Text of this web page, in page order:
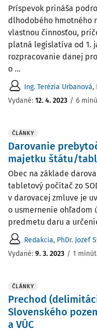
Príspevok prináša
dlhodobého hmotného
vlastnou činnosťou,
platná legislatíva od 1.
rozpracovanie danej
o ...
Ing. Terézia Urbanová,
Vydané: 12. 4. 2023 / 6
ČLÁNKY
Darovanie
majetku štátu/
Obec na základe
tabletový počítač zo
v darovacej zmluve je
o usmernenie ohľadom
predmetu daru a
Redakcia, PhDr. Jozef
Vydané: 9. 3. 2023 / 1
ČLÁNKY
Prechod
Slovenského
a VÚC